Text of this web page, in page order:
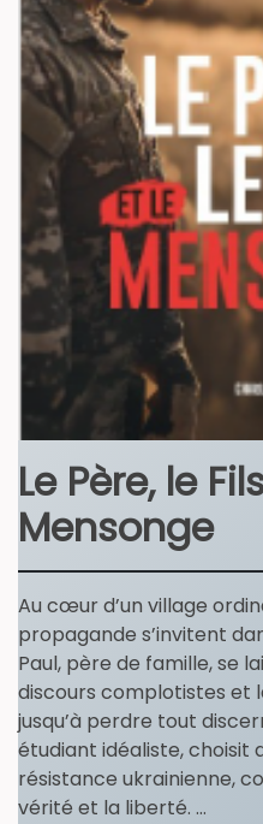
Le Père, le
Mensonge
Au cœur d’un village
propagande s’invitent
Paul, père de famille, se
discours complotistes et
jusqu’à perdre tout
étudiant idéaliste, choisit
résistance ukrainienne,
vérité et la liberté. …